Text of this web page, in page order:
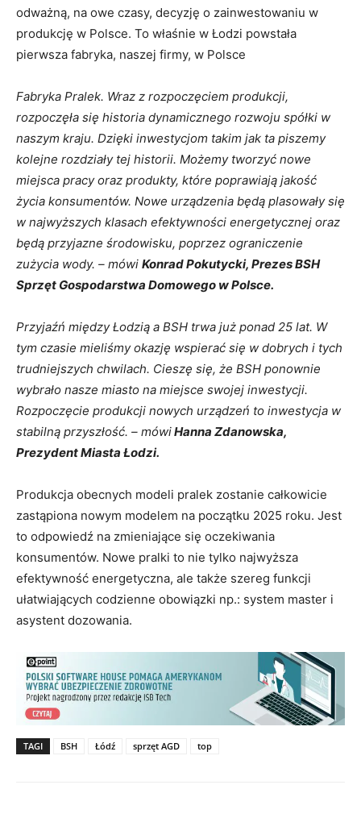
odważną, na owe czasy, decyzję o zainwestowaniu w
produkcję w Polsce. To właśnie w Łodzi powstała
pierwsza fabryka, naszej firmy, w Polsce
Fabryka Pralek. Wraz z rozpoczęciem produkcji,
rozpoczęła się historia dynamicznego rozwoju spółki w
naszym kraju. Dzięki inwestycjom takim jak ta piszemy
kolejne rozdziały tej historii. Możemy tworzyć nowe
miejsca pracy oraz produkty, które poprawiają jakość
życia konsumentów. Nowe urządzenia będą plasowały się
w najwyższych klasach efektywności energetycznej oraz
będą przyjazne środowisku, poprzez ograniczenie
zużycia wody. – mówi Konrad Pokutycki, Prezes BSH
Sprzęt Gospodarstwa Domowego w Polsce.
Przyjaźń między Łodzią a BSH trwa już ponad 25 lat. W
tym czasie mieliśmy okazję wspierać się w dobrych i tych
trudniejszych chwilach. Cieszę się, że BSH ponownie
wybrało nasze miasto na miejsce swojej inwestycji.
Rozpoczęcie produkcji nowych urządzeń to inwestycja w
stabilną przyszłość. – mówiHanna Zdanowska,
Prezydent Miasta Łodzi.
Produkcja obecnych modeli pralek zostanie całkowicie
zastąpiona nowym modelem na początku 2025 roku. Jest
to odpowiedź na zmieniające się oczekiwania
konsumentów. Nowe pralki to nie tylko najwyższa
efektywność energetyczna, ale także szereg funkcji
ułatwiających codzienne obowiązki np.: system master i
asystent dozowania.
TAGI BSH Łódź sprzęt AGD top